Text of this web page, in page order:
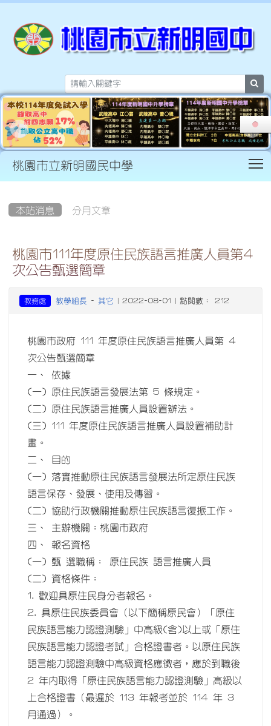
桃園市立新明國民中學
本站消息 分月文章
桃園市111年度原住民族語言推廣人員第4
次公告甄選簡章
教務處 教學組長 - 其它 | 2022-08-01 | 點閱數： 212
桃園市政府 111 年度原住民族語言推廣人員第 4
次公告甄選簡章
一、 依據
(一) 原住民族語言發展法第 5 條規定。
(二) 原住民族語言推廣人員設置辦法。
(三) 111 年度原住民族語言推廣人員設置補助計
畫。
二、 目的
(一) 落實推動原住民族語言發展法所定原住民族
語言保存、發展、使用及傳習。
(二) 協助行政機關推動原住民族語言復振工作。
三、 主辦機關：桃園市政府
四、 報名資格
(一) 甄 選職稱： 原住民族 語言推廣人員
(二) 資格條件：
1. 歡迎具原住民身分者報名。
2. 具原住民族委員會（以下簡稱原民會）「原住
民族語言能力認證測驗」中高級(含)以上或「原住
民族語言能力認證考試」合格證書者。以原住民族
語言能力認證測驗中高級資格應徵者，應於到職後
2 年內取得「原住民族語言能力認證測驗」高級以
上合格證書（最遲於 113 年報考並於 114 年 3
月通過）。